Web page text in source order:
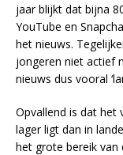
jaar blijkt dat bijna
YouTube en
het nieuws.
jongeren niet actief
nieuws dus vooral
Opvallend is dat het
lager ligt dan in
het grote bereik